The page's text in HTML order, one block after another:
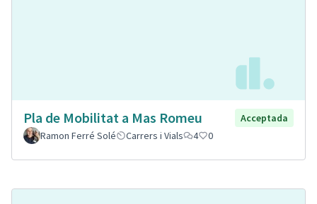
Pla de Mobilitat a Mas Romeu
Acceptada
Ramon Ferré Solé
Carrers i Vials 4 0